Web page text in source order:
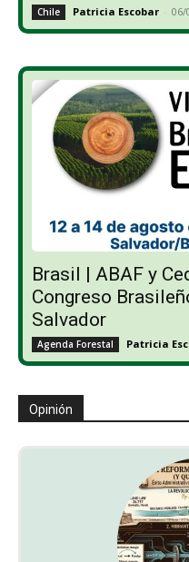
Chile Patricia Escobar - 06/
Brasil | ABAF y
Congreso
Salvador
Agenda Forestal Patricia
Opinión